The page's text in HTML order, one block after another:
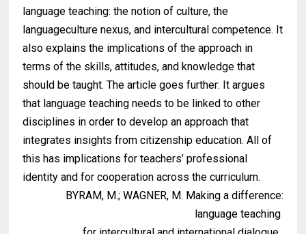
language teaching: the notion of culture, the
languageculture nexus, and intercultural competence. It
also explains the implications of the approach in
terms of the skills, attitudes, and knowledge that
should be taught. The article goes further: It argues
that language teaching needs to be linked to other
disciplines in order to develop an approach that
integrates insights from citizenship education. All of
this has implications for teachers’ professional
identity and for cooperation across the curriculum.
BYRAM, M.; WAGNER, M. Making a difference:
language teaching